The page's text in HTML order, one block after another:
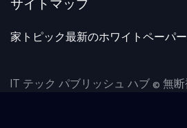
サイトマップ
家 トピック最新のホワイトペーパー
IT テック パブリッシュ ハブ © 無断